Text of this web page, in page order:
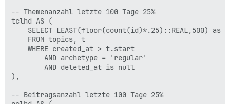
-- Themenanzahl letzte 100 Tage 25%
tclhd AS (
SELECT LEAST(floor(count(id)*.25)::REAL,500) as
    FROM topics, t
    WHERE created_at > t.start
        AND archetype = 'regular'
        AND deleted_at is null
),
-- Beitragsanzahl letzte 100 Tage 25%